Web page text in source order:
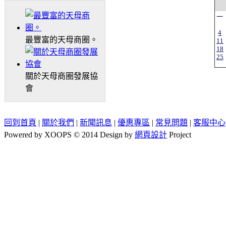
最豐富的天母商圈。
關於天母商圈發展協
會
一
4
11
18
25
回到首頁 | 關於我們 | 新聞訊息 | 優惠專區 | 常見問題 | 客服中心
Powered by XOOPS © 2014 Design by 網頁設計 Project